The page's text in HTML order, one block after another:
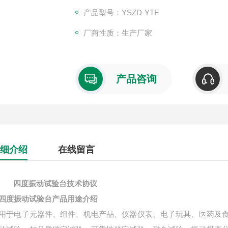
遭受的振动环境，以评定其结构的耐振性、
产品型号：YSZD-YTF
厂商性质：生产厂家
产品咨询
介绍 在线留言
振动试验台技术协议
度振动试验台产品用途介绍
于电子元器件、组件、机电产品、仪器仪表、电子玩具、医药